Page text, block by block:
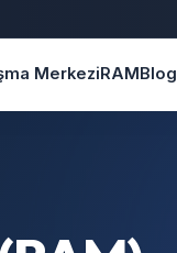
MerkeziRAMBlog